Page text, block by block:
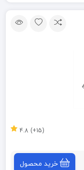
(15+) 4.8
خرید محصول